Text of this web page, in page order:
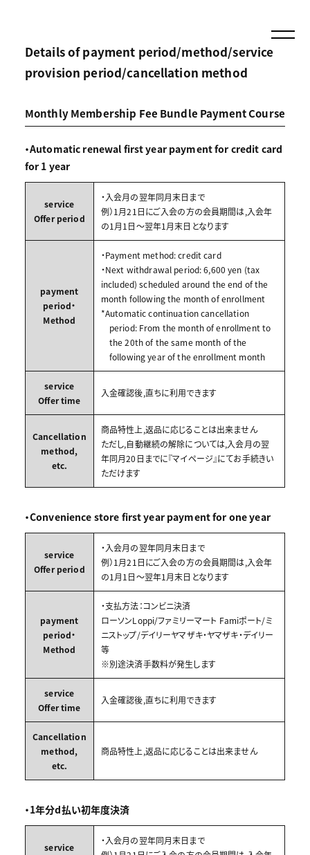
Details of payment period/method/service
provision period/cancellation method
Monthly Membership Fee Bundle Payment Course
・Automatic renewal first year payment for credit card
for 1 year
service
Offer period
・入会月の翌年同月末日まで
例）1月21日にご入会の方の会員期間は,入会年
の1月1日～翌年1月末日となります
payment
period・
Method
・Payment method: credit card
・Next withdrawal period: 6,600 yen (tax
included) scheduled around the end of the
month following the month of enrollment
*Automatic continuation cancellation
period: From the month of enrollment to
the 20th of the same month of the
following year of the enrollment month
service
Offer time
入金確認後,直ちに利用できます
Cancellation
method,
etc.
商品特性上,返品に応じることは出来ません
ただし,自動継続の解除については,入会月の翌
年同月20日までに『マイページ』にてお手続きい
ただけます
・Convenience store first year payment for one year
service
Offer period
・入会月の翌年同月末日まで
例）1月21日にご入会の方の会員期間は,入会年
の1月1日～翌年1月末日となります
payment
period・
Method
・支払方法：コンビニ決済
ローソンLoppi/ファミリーマート Famiポート/ミ
ニストップ/デイリーヤマザキ・ヤマザキ・デイリー
等
※別途決済手数料が発生します
service
Offer time
入金確認後,直ちに利用できます
Cancellation
method,
etc.
商品特性上,返品に応じることは出来ません
・1年分d払い初年度決済
service
・入会月の翌年同月末日まで